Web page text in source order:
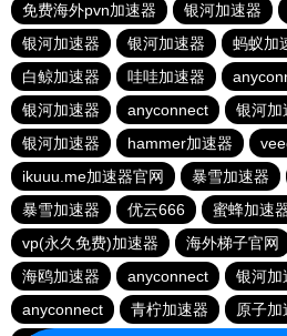
免费海外pvn加速器
银河加速器
银河加速器
银河加速器 蚂蚁加
白鲸加速器
哇哇加速器
银河加速器
anyconnect 银河加
银河加速器
hammer加速器
ikuuu.me加速器官网
暴雪加速器
暴雪加速器
优云666 蜜蜂加速
vp(永久免费)加速器
海外梯子官网
海鸥加速器
anyconnect 银河加
anyconnect
青柠加速器 原子加